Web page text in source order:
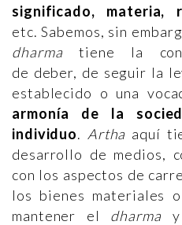
significado, materia,
etc. Sabemos, sin
dharma tiene la
de deber, de seguir la
establecido o una
armonía de la
individuo. Artha aquí
desarrollo de medios,
con los aspectos de
los bienes materiales
mantener el dharma